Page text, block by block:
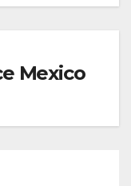
Mexico